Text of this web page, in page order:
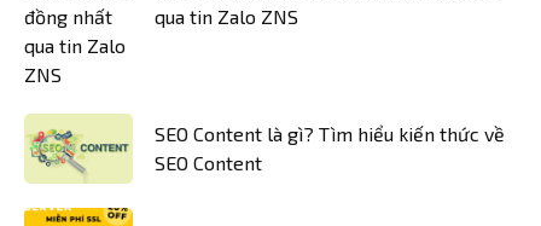
qua tin Zalo ZNS
SEO Content là gì? Tìm hiểu kiến thức về
SEO Content